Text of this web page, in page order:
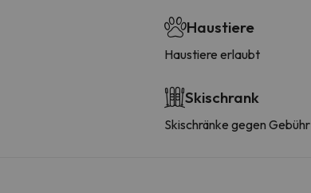
Haustiere
Haustiere erlaubt
Skischrank
Skischränke gegen Gebühr